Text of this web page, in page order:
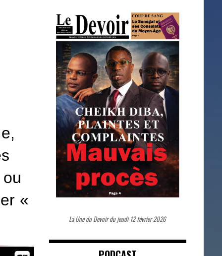
«
La Une du Devoir du jeudi 12 février 2026